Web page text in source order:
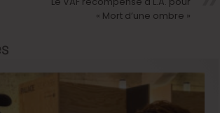
« Mort d’une ombre »